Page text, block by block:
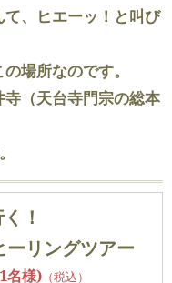
、ヒエーッ！と叫び
場所なのです。
（天台寺門宗の総本
！
ーリングツアー
様)（税込）